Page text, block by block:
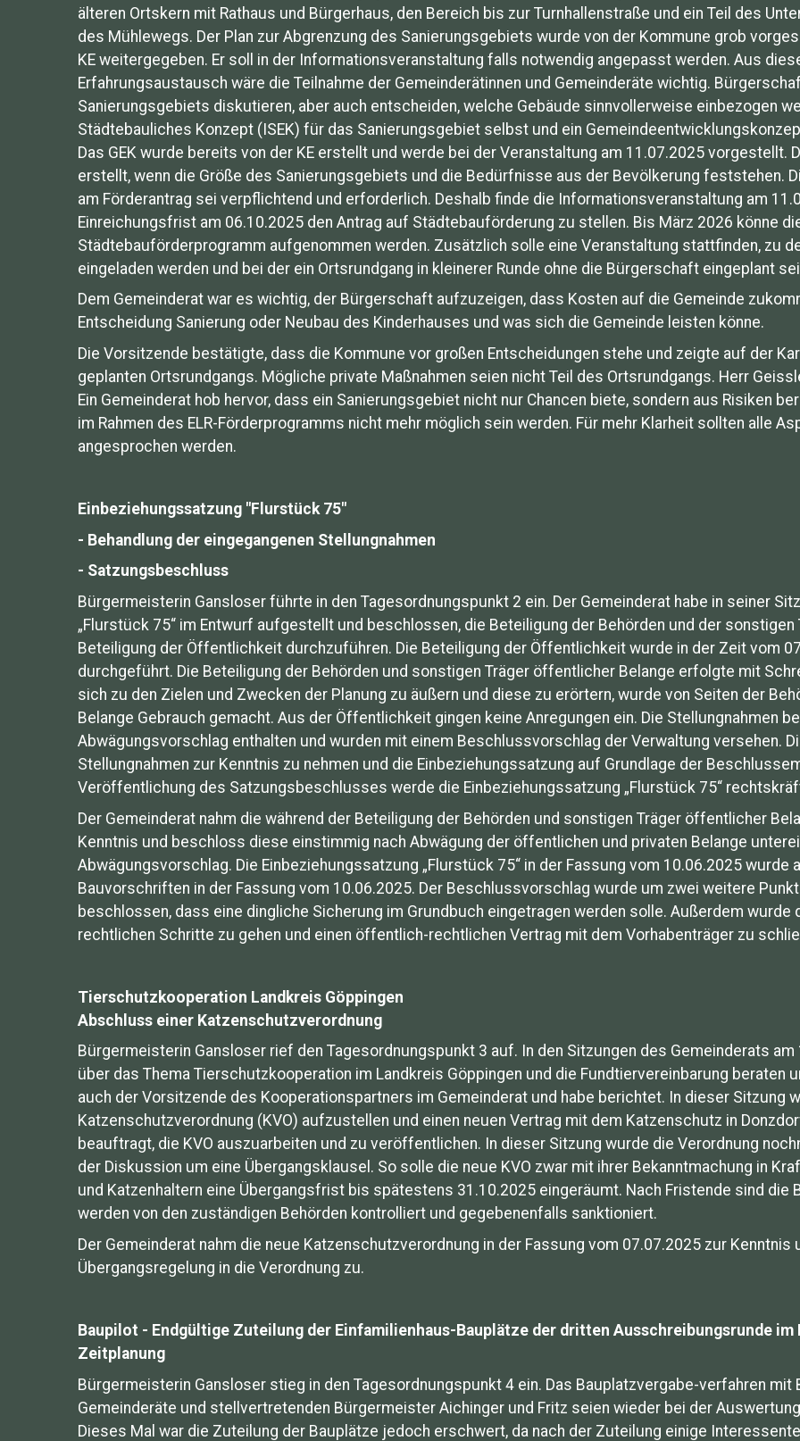
älteren Ortskern mit Rathaus und Bürgerhaus, den Bereich bis zur Turnhallenstraße und ein Teil des
des Mühlewegs. Der Plan zur Abgrenzung des Sanierungsgebiets wurde von der Kommune grob
KE weitergegeben. Er soll in der Informationsveranstaltung falls notwendig angepasst werden. Aus
Erfahrungsaustausch wäre die Teilnahme der Gemeinderätinnen und Gemeinderäte wichtig.
Sanierungsgebiets diskutieren, aber auch entscheiden, welche Gebäude sinnvollerweise einbezogen
Städtebauliches Konzept (ISEK) für das Sanierungsgebiet selbst und ein
Das GEK wurde bereits von der KE erstellt und werde bei der Veranstaltung am 11.07.2025 vorgestellt.
erstellt, wenn die Größe des Sanierungsgebiets und die Bedürfnisse aus der Bevölkerung feststehen.
am Förderantrag sei verpflichtend und erforderlich. Deshalb finde die Informationsveranstaltung am
Einreichungsfrist am 06.10.2025 den Antrag auf Städtebauförderung zu stellen. Bis März 2026 könne
Städtebauförderprogramm aufgenommen werden. Zusätzlich solle eine Veranstaltung stattfinden, zu
eingeladen werden und bei der ein Ortsrundgang in kleinerer Runde ohne die Bürgerschaft eingeplant
Dem Gemeinderat war es wichtig, der Bürgerschaft aufzuzeigen, dass Kosten auf die Gemeinde
Entscheidung Sanierung oder Neubau des Kinderhauses und was sich die Gemeinde leisten könne.
Die Vorsitzende bestätigte, dass die Kommune vor großen Entscheidungen stehe und zeigte auf der
geplanten Ortsrundgangs. Mögliche private Maßnahmen seien nicht Teil des Ortsrundgangs. Herr
Ein Gemeinderat hob hervor, dass ein Sanierungsgebiet nicht nur Chancen biete, sondern aus Risiken
im Rahmen des ELR-Förderprogramms nicht mehr möglich sein werden. Für mehr Klarheit sollten alle
angesprochen werden.
Einbeziehungssatzung "Flurstück 75"
- Behandlung der eingegangenen Stellungnahmen
- Satzungsbeschluss
Bürgermeisterin Gansloser führte in den Tagesordnungspunkt 2 ein. Der Gemeinderat habe in seiner
„Flurstück 75“ im Entwurf aufgestellt und beschlossen, die Beteiligung der Behörden und der
Beteiligung der Öffentlichkeit durchzuführen. Die Beteiligung der Öffentlichkeit wurde in der Zeit vom
durchgeführt. Die Beteiligung der Behörden und sonstigen Träger öffentlicher Belange erfolgte mit
sich zu den Zielen und Zwecken der Planung zu äußern und diese zu erörtern, wurde von Seiten der
Belange Gebrauch gemacht. Aus der Öffentlichkeit gingen keine Anregungen ein. Die Stellungnahmen
Abwägungsvorschlag enthalten und wurden mit einem Beschlussvorschlag der Verwaltung versehen.
Stellungnahmen zur Kenntnis zu nehmen und die Einbeziehungssatzung auf Grundlage der
Veröffentlichung des Satzungsbeschlusses werde die Einbeziehungssatzung „Flurstück 75“
Der Gemeinderat nahm die während der Beteiligung der Behörden und sonstigen Träger öffentlicher
Kenntnis und beschloss diese einstimmig nach Abwägung der öffentlichen und privaten Belange
Abwägungsvorschlag. Die Einbeziehungssatzung „Flurstück 75“ in der Fassung vom 10.06.2025
Bauvorschriften in der Fassung vom 10.06.2025. Der Beschlussvorschlag wurde um zwei weitere
beschlossen, dass eine dingliche Sicherung im Grundbuch eingetragen werden solle. Außerdem
rechtlichen Schritte zu gehen und einen öffentlich-rechtlichen Vertrag mit dem Vorhabenträger zu
Tierschutzkooperation Landkreis Göppingen
Abschluss einer Katzenschutzverordnung
Bürgermeisterin Gansloser rief den Tagesordnungspunkt 3 auf. In den Sitzungen des Gemeinderats
über das Thema Tierschutzkooperation im Landkreis Göppingen und die Fundtiervereinbarung beraten
auch der Vorsitzende des Kooperationspartners im Gemeinderat und habe berichtet. In dieser Sitzung
Katzenschutzverordnung (KVO) aufzustellen und einen neuen Vertrag mit dem Katzenschutz in
beauftragt, die KVO auszuarbeiten und zu veröffentlichen. In dieser Sitzung wurde die Verordnung
der Diskussion um eine Übergangsklausel. So solle die neue KVO zwar mit ihrer Bekanntmachung in
und Katzenhaltern eine Übergangsfrist bis spätestens 31.10.2025 eingeräumt. Nach Fristende sind die
werden von den zuständigen Behörden kontrolliert und gegebenenfalls sanktioniert.
Der Gemeinderat nahm die neue Katzenschutzverordnung in der Fassung vom 07.07.2025 zur
Übergangsregelung in die Verordnung zu.
Baupilot - Endgültige Zuteilung der Einfamilienhaus-Bauplätze der dritten Ausschreibungsrunde im
Zeitplanung
Bürgermeisterin Gansloser stieg in den Tagesordnungspunkt 4 ein. Das Bauplatzvergabe-verfahren
Gemeinderäte und stellvertretenden Bürgermeister Aichinger und Fritz seien wieder bei der
Dieses Mal war die Zuteilung der Bauplätze jedoch erschwert, da nach der Zuteilung einige